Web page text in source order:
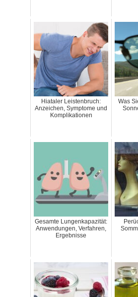
Hiataler Leistenbruch:
Anzeichen, Symptome und
Komplikationen
Was
Gesamte Lungenkapazität:
Anwendungen, Verfahren,
Ergebnisse